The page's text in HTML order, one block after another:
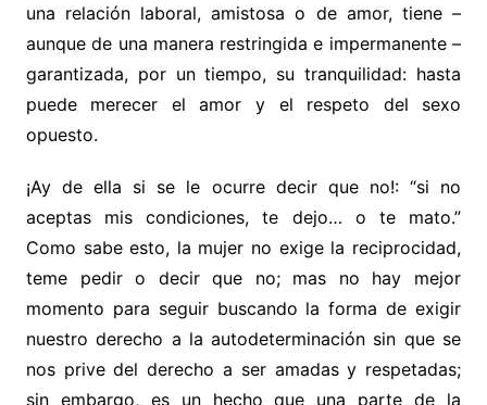
una relación laboral, amistosa o de amor, tiene –
aunque de una manera restringida e impermanente –
garantizada, por un tiempo, su tranquilidad: hasta
puede merecer el amor y el respeto del sexo
opuesto.
¡Ay de ella si se le ocurre decir que no!: “si no
aceptas mis condiciones, te dejo… o te mato.”
Como sabe esto, la mujer no exige la reciprocidad,
teme pedir o decir que no; mas no hay mejor
momento para seguir buscando la forma de exigir
nuestro derecho a la autodeterminación sin que se
nos prive del derecho a ser amadas y respetadas;
sin embargo, es un hecho que una parte de la